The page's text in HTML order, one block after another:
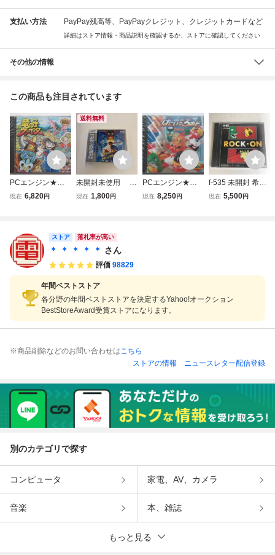
支払い方法 PayPay残高等、PayPayクレジット、クレジットカードなど
詳細はストア情報・商品説明を確認するか、ストアに確認してください
その他の情報
この商品も注目されています
PCエンジン★ト
ンキンハウス★竜
売
現在 6,820円
送料無料
未開封未使用 P
Cエンジン HuCA
現在 1,800円
PCエンジン★フ
ェイス★はにい・
現在 8,250円
f-535 未開封 希少
コレクター品 Huc
現在 5,500円
ストア 落札率が高い
＊ ＊ ＊ ＊ ＊ さん
評価 98829
年間ベストストア
各分野の年間ベストストアを決定するYahoo!オークション
BestStoreAward受賞ストアになります。
※商品削除などのお問い合わせはこちら
ストアの情報
ニュースレター配信登録
別のカテゴリで探す
コンピュータ 家電、AV、カメラ
音楽 本、雑誌
もっと見る